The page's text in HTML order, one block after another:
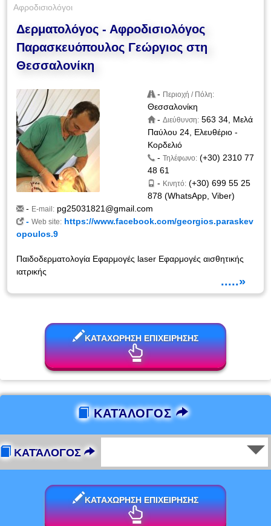
Αφροδισιολόγοι
Δερματολόγος - Αφροδισιολόγος
Παρασκευόπουλος Γεώργιος στη
Θεσσαλονίκη
- Περιοχή / Πόλη:
Θεσσαλονίκη
-Διεύθυνση: 563 34, Μελά
Παύλου 24, Ελευθέριο -
Κορδελιό
-Τηλέφωνο: (+30) 2310 77
48 61
- Κινητό: (+30) 699 55 25
878 (WhatsApp, Viber)
- E-mail: pg25031821@gmail.com
-Web site: https://www.facebook.com/georgios.paraskev
opoulos.9
Παιδοδερματολογία Εφαρμογές laser Εφαρμογές αισθητικής
ιατρικής
.....»
ΚΑΤΑΧΩΡΗΣΗ ΕΠΙΧΕΙΡΗΣΗΣ
ΚΑΤΆΛΟΓΟΣ
ΚΑΤΆΛΟΓΟΣ
ΚΑΤΑΧΩΡΗΣΗ ΕΠΙΧΕΙΡΗΣΗΣ